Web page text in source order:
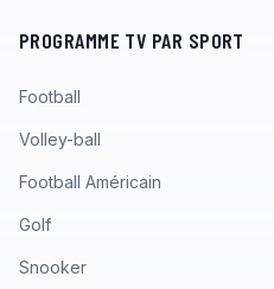
PROGRAMME TV PAR SPORT
Football
Volley-ball
Football Américain
Golf
Snooker